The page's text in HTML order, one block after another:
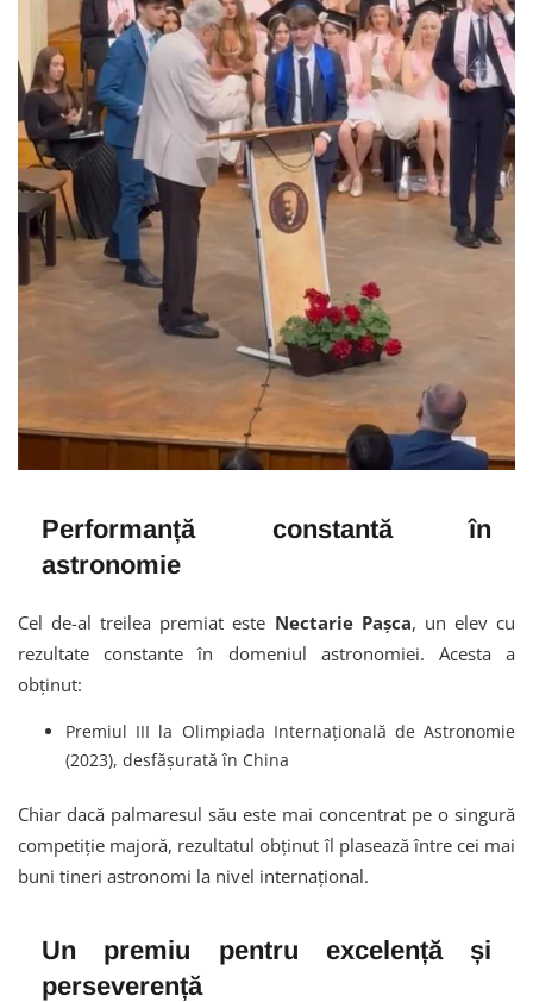
Performanță constantă în
astronomie
Cel de-al treilea premiat este Nectarie Pașca, un elev cu
rezultate constante în domeniul astronomiei. Acesta a
obținut:
Premiul III la Olimpiada Internațională de Astronomie
(2023), desfășurată în China
Chiar dacă palmaresul său este mai concentrat pe o singură
competiție majoră, rezultatul obținut îl plasează între cei mai
buni tineri astronomi la nivel internațional.
Un premiu pentru excelență și
perseverență